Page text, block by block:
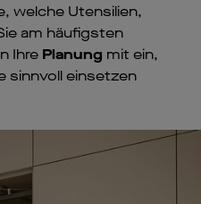
welche Utensilien,
am häufigsten
Ihre Planung mit ein,
sinnvoll einsetzen